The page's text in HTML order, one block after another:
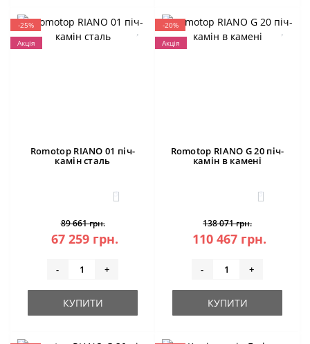
-25%
Акція
Romotop RIANO 01 піч-
камін сталь
3
89 661 грн.
67 259 грн.
- +
КУПИТИ
-20%
Акція
Romotop RIANO G 20 піч-
камін в камені
3
138 071 грн.
110 467 грн.
- +
КУПИТИ